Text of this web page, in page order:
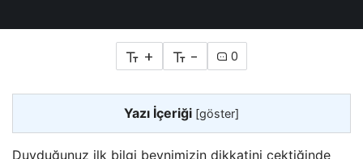
+ - 0
Yazı İçeriği [göster]
Duyduğunuz ilk bilgi beynimizin dikkatini çektiğinde